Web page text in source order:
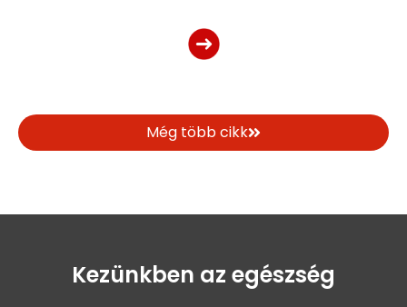
Még több cikk
Kezünkben az egészség